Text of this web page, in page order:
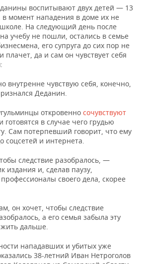
воспитывают двух детей — 13
в момент нападения в доме их не
На следующий день после
учебу не пошли, остались в семье
его супруга до сих пор не
плачет, да и сам он чувствует себя
внутренне чувствую себя, конечно,
Деданин.
откровенно сочувствуют
в случае чего грудью
Сам потерпевший говорит, что ему
соцсетей и интернета.
следствие разобралось, —
издания и, сделав паузу,
своего дела, скорее
он хочет, чтобы следствие
а его семья забыла эту
дальше.
нападавших и убитых уже
38-летний Иван Нетроголов